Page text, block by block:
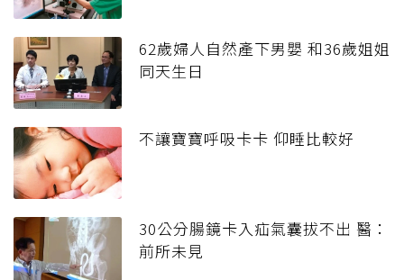
62歲婦人自然產下男嬰 和36歲姐姐
同天生日
不讓寶寶呼吸卡卡 仰睡比較好
30公分腸鏡卡入疝氣囊拔不出 醫：
前所未見